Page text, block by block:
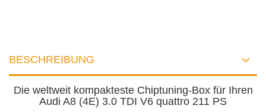
BESCHREIBUNG
Die weltweit kompakteste Chiptuning-Box für Ihren
Audi A8 (4E) 3.0 TDI V6 quattro 211 PS